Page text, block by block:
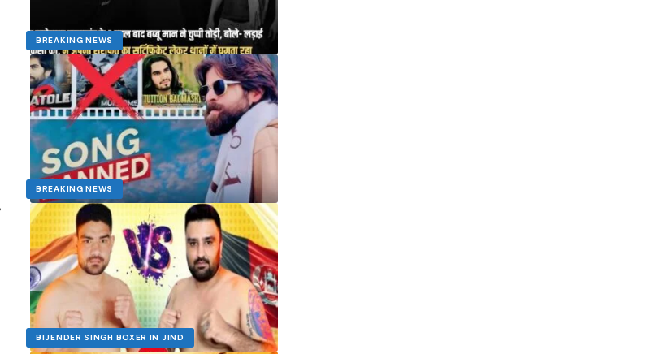
BREAKING NEWS
BREAKING NEWS
BIJENDER SINGH BOXER IN JIND